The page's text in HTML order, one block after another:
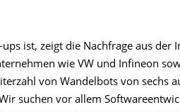
ist, zeigt die Nachfrage aus der
wie VW und Infineon
von Wandelbots von sechs
suchen vor allem